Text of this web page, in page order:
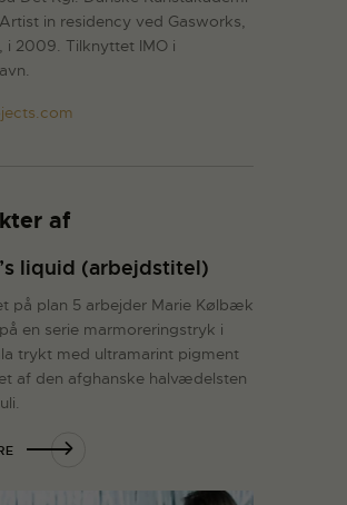
in residency ved Gasworks,
i 2009. Tilknyttet IMO i
af
liquid (arbejdstitel)
på plan 5 arbejder Marie Kølbæk
en serie marmoreringstryk i
trykt med ultramarint pigment
af den afghanske halvædelsten